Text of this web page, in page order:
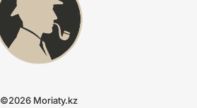
©2026 Moriaty.kz